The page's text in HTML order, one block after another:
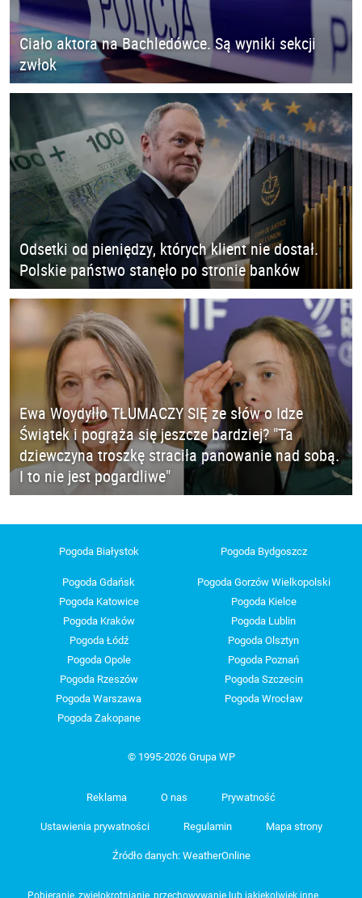
Ciało aktora na Bachledówce. Są wyniki sekcji
zwłok
Odsetki od pieniędzy, których klient nie dostał.
Polskie państwo stanęło po stronie banków
Ewa Woydyłło TŁUMACZY SIĘ ze słów o Idze
Świątek i pogrąża się jeszcze bardziej? "Ta
dziewczyna troszkę straciła panowanie nad sobą.
I to nie jest pogardliwe"
Pogoda Białystok Pogoda Bydgoszcz
Pogoda Gdańsk
Pogoda Gorzów Wielkopolski
Pogoda Katowice
Pogoda Kielce
Pogoda Kraków
Pogoda Lublin
Pogoda Łódź
Pogoda Olsztyn
Pogoda Opole
Pogoda Poznań
Pogoda Rzeszów
Pogoda Szczecin
Pogoda Warszawa
Pogoda Wrocław
Pogoda Zakopane
© 1995-2026 Grupa WP
Reklama O nas Prywatność
Ustawienia prywatności Regulamin Mapa strony
Źródło danych: WeatherOnline
Pobieranie, zwielokrotnianie, przechowywanie lub jakiekolwiek inne